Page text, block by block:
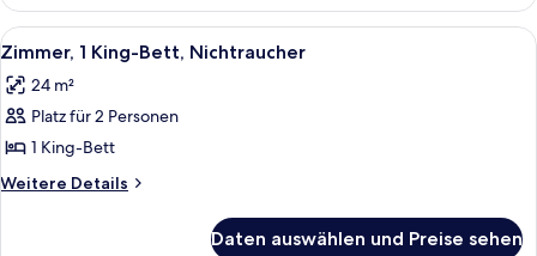
Alle
Fotos
für
Zimmer,
1 King-
Bett,
Ein modernes Zimmer mit großem
8
Zimmer, 1 King-Bett, Nichtraucher
24 m²
Platz für 2 Personen
1 King-Bett
Weitere Details
Weitere
Daten auswählen und Preise sehen